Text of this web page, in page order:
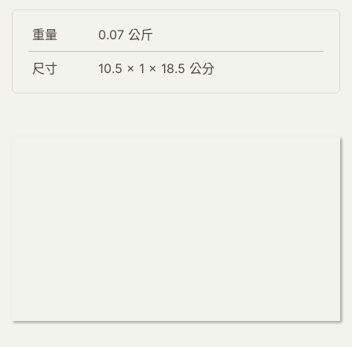
重量 0.07 公斤
尺寸 10.5 × 1 × 18.5 公分